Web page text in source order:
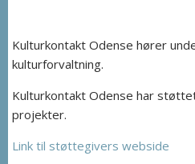
Kulturkontakt Odense hører
kulturforvaltning.
Kulturkontakt Odense har
projekter.
Link til støttegivers webside